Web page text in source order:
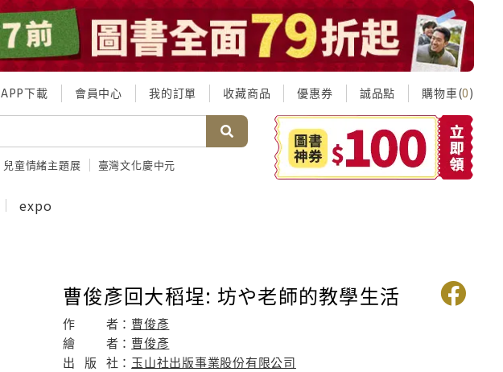
APP下載 會員中心 我的訂單 收藏商品 優惠券 誠品點 購物車(0)
兒童情緒主題展 臺灣文化慶中元
expo
曹俊彥回大稻埕: 坊や老師的教學生活
作 者： 曹俊彥
繪
者： 曹俊彥
出
版 社： 玉山社出版事業股份有限公司